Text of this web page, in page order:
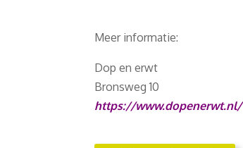
Meer informatie:
Dop en erwt
Bronsweg 10
https://www.dopenerwt.nl/